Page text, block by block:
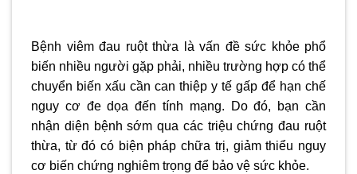
Bệnh viêm đau ruột thừa là vấn đề sức khỏe phổ
biến nhiều người gặp phải, nhiều trường hợp có thể
chuyển biến xấu cần can thiệp y tế gấp để hạn chế
nguy cơ đe dọa đến tính mạng. Do đó, bạn cần
nhận diện bệnh sớm qua các triệu chứng đau ruột
thừa, từ đó có biện pháp chữa trị, giảm thiểu nguy
cơ biến chứng nghiêm trọng để bảo vệ sức khỏe.